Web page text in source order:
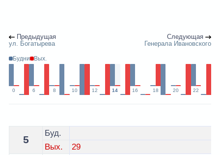
Предыдущая
ул. Богатырева
Следующая
Генерала Ивановского
Будни Вых.
0 6 8 10 12 14 16 18 20 22
Расписание 27 автобуса Витебск - остановка Билево-
5
Буд.
Вых.
29